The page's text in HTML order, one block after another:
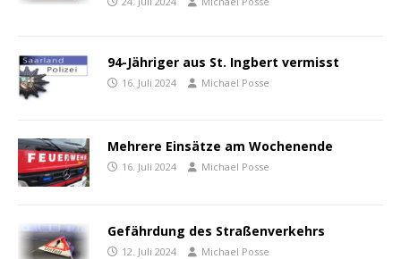
94-Jähriger aus St. Ingbert vermisst
16. Juli 2024 Michael Posse
Mehrere Einsätze am Wochenende
16. Juli 2024 Michael Posse
Gefährdung des Straßenverkehrs
12. Juli 2024 Michael Posse